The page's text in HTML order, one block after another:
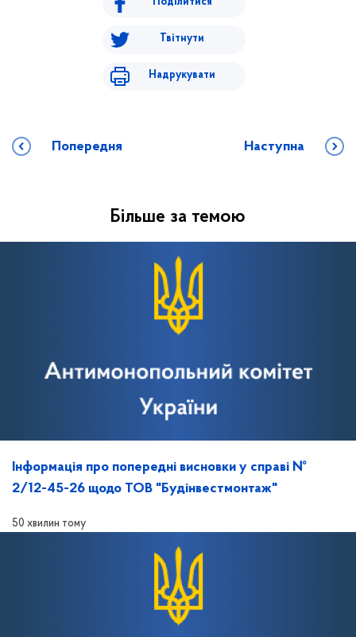
Твітнути
Надрукувати
Попередня Наступна
Більше за темою
Інформація про попередні висновки у справі №
2/12-45-26 щодо ТОВ "Будінвестмонтаж"
50 хвилин тому